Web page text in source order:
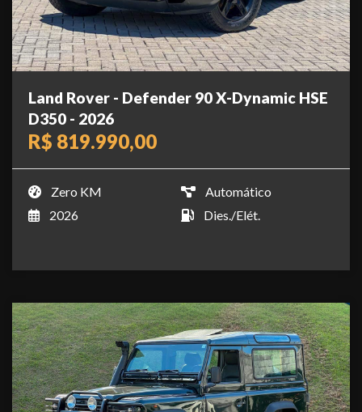
Land Rover - Defender 90 X-Dynamic HSE
D350 - 2026
R$ 819.990,00
Zero KM
Automático
2026
Dies./Elét.